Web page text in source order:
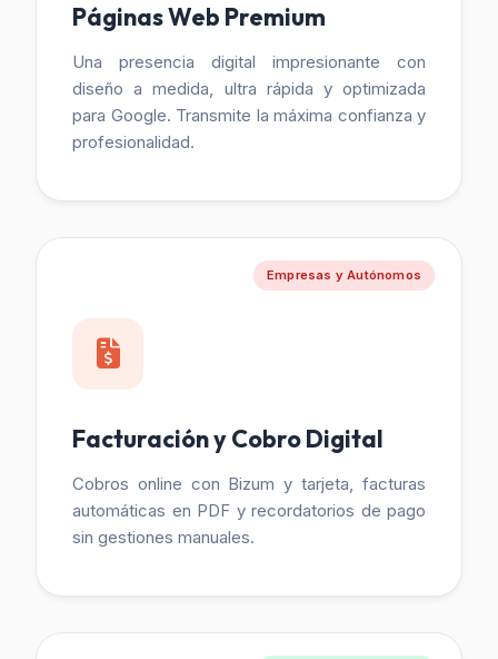
Páginas Web Premium
Una presencia digital impresionante con
diseño a medida, ultra rápida y optimizada
para Google. Transmite la máxima confianza y
profesionalidad.
Empresas y Autónomos
Facturación y Cobro Digital
Cobros online con Bizum y tarjeta, facturas
automáticas en PDF y recordatorios de pago
sin gestiones manuales.